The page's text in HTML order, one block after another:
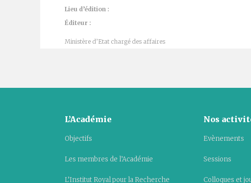
Lieu d’édition :
Éditeur :
Ministère d’Etat chargé des affaires
L’Académie
Objectifs
Les membres de l’Académie
L’Institut Royal pour la Recherche
Nos
Evènements
Sessions
Colloques et